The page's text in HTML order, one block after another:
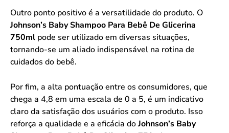
Outro ponto positivo é a versatilidade do produto. O
Johnson’s Baby Shampoo Para Bebê De Glicerina
750ml pode ser utilizado em diversas situações,
tornando-se um aliado indispensável na rotina de
cuidados do bebê.
Por fim, a alta pontuação entre os consumidores, que
chega a 4,8 em uma escala de 0 a 5, é um indicativo
claro da satisfação dos usuários com o produto. Isso
reforça a qualidade e a eficácia doJohnson’s Baby